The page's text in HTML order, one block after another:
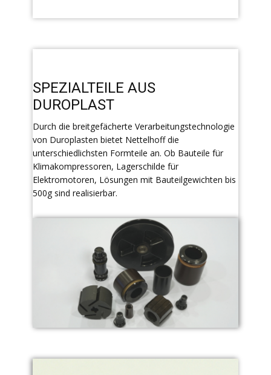
SPEZIALTEILE AUS
DUROPLAST
Durch die breitgefächerte Verarbeitungstechnologie
von Duroplasten bietet Nettelhoff die
unterschiedlichsten Formteile an. Ob Bauteile für
Klimakompressoren, Lagerschilde für
Elektromotoren, Lösungen mit Bauteilgewichten bis
500g sind realisierbar.